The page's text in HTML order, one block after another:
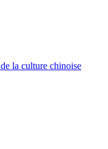
la culture chinoise